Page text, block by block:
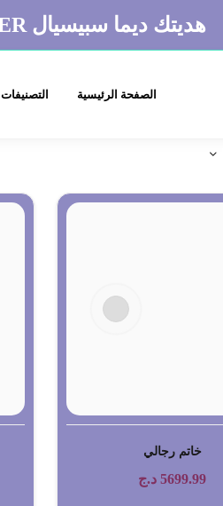
هديتك ديما سبيسيال RH SILVER مع
الصفحة الرئيسية التصنيفات
خاتم رجالي
5699.99د.ج